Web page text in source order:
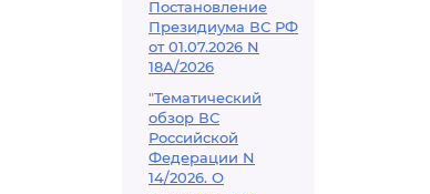
Постановление
Президиума ВС РФ
от 01.07.2026 N
18А/2026
"Тематический
обзор ВС
Российской
Федерации N
14/2026. О